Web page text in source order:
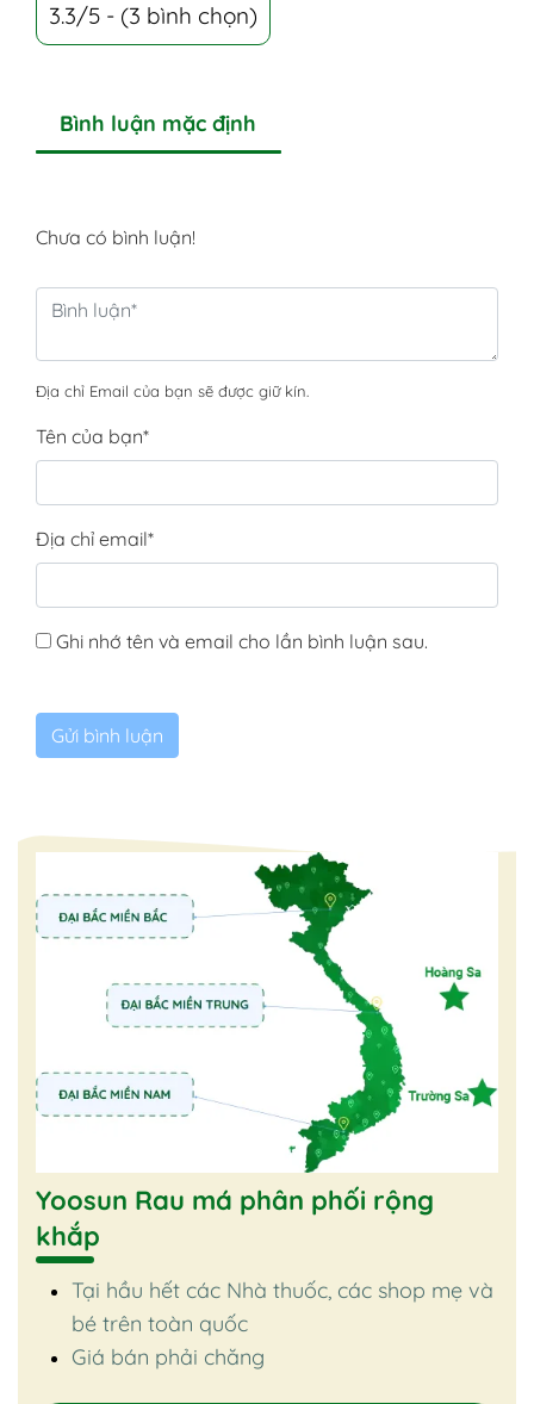
3.3/5 - (3 bình chọn)
Bình luận mặc định
Chưa có bình luận!
Địa chỉ Email của bạn sẽ được giữ kín.
Tên của bạn*
Địa chỉ email*
Ghi nhớ tên và email cho lần bình luận sau.
Yoosun Rau má phân phối rộng
khắp
Tại hầu hết các Nhà thuốc, các shop mẹ và
bé trên toàn quốc
Giá bán phải chăng